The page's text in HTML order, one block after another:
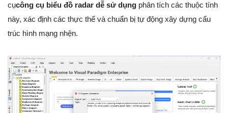
cụcông cụ biểu đồ radar dễ sử dụng phân tích các thuộc tính
này, xác định các thực thể và chuẩn bị tự động xây dựng cấu
trúc hình mạng nhện.